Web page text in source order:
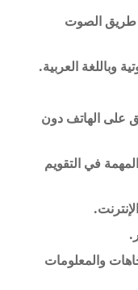
طريق الصوت
وباللغة العربية.
على الهاتف دون
في التقويم
والمعلومات